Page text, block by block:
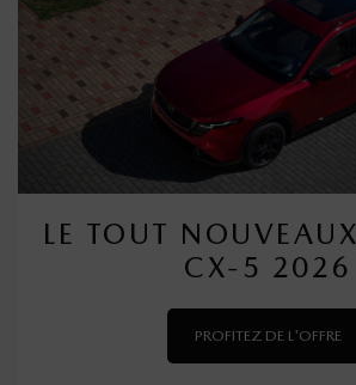
LE TOUT
CX-5 2026
PROFITEZ DE L'OFFRE